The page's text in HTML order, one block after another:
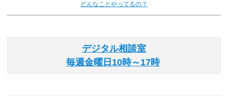
どんなことやってるの？
デジタル相談室
毎週金曜日10時～17時